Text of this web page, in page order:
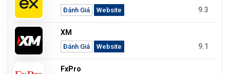
Đánh Giá Website 9.3
XM
Đánh Giá Website 9.1
FxPro